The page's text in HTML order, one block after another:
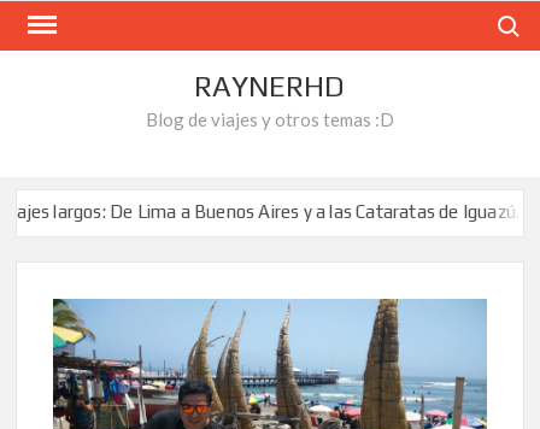
Skip
RAYNERHD
Blog de viajes y otros temas :D
Lima a Buenos Aires y a las Cataratas de Iguazú. Qué hacer y